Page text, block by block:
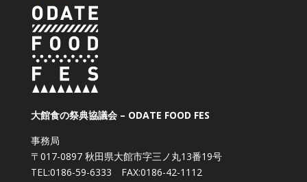
大館食の祭典協議会 – ODATE FOOD FES
事務局
〒017-0897 秋田県大館市字三ノ丸13番19号
TEL:0186-59-6333 FAX:0186-42-1112